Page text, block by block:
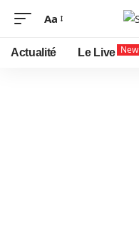
Aa
Actualité Le Live New